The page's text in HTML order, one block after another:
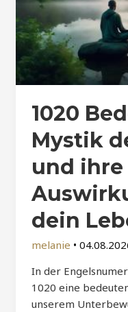
1020
Mystik
und ihre
dein
melanie •
In der
1020 eine
unserem